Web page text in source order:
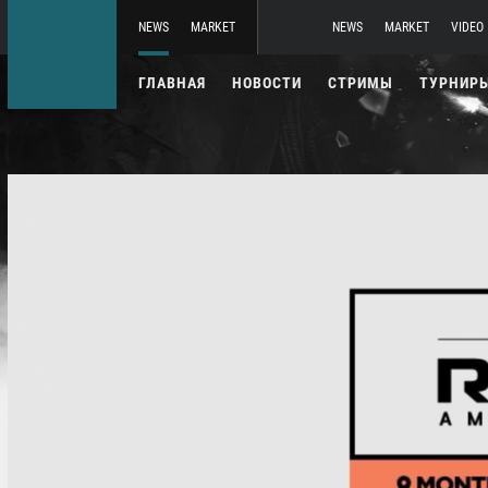
NEWS MARKET NEWS MARKET VIDEO
ГЛАВНАЯ НОВОСТИ СТРИМЫ